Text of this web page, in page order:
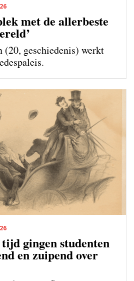
met de allerbeste
(20, geschiedenis) werkt
gingen studenten
en zuipend over